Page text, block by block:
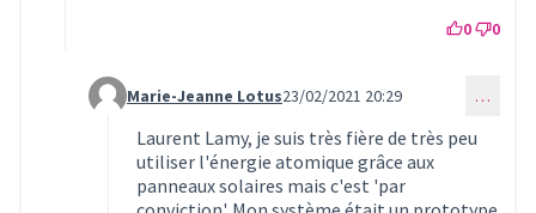
0 0
Commentaire 308 (réponse au commentaire 305)
Marie-Jeanne Lotus23/02/2021 20:29 …
Laurent Lamy, je suis très fière de très peu
utiliser l'énergie atomique grâce aux
panneaux solaires mais c'est 'par